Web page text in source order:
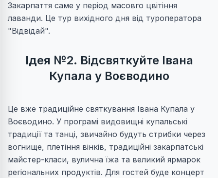
Закарпаття саме у період масовго цвітіння
лаванди. Це тур вихідного дня від туроператора
"Відвідай".
Ідея №2. Відсвяткуйте Івана
Купала у Воєводино
Це вже традиційне святкування Івана Купала у
Воєводино. У програмі видовищні купальські
традиції та танці, звичайно будуть стрибки через
вогнище, плетіння вінків, традиційні закарпатські
майстер-класи, вулична їжа та великий ярмарок
регіональних продуктів. Для гостей буде концерт